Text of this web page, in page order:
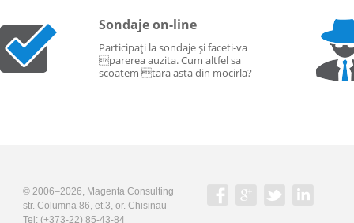
Sondaje on-line
Participați la sondaje și faceti-va
parerea auzita. Cum altfel sa
scoatem tara asta din mocirla?
© 2006–2026, Magenta Consulting
str. Columna 86, et.3, or. Chisinau
Tel: (+373-22) 85-43-84